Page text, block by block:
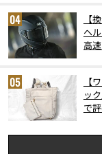
【
ヘ
高
【
ッ
で